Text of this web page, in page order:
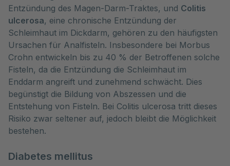
Entzündung des Magen-Darm-Traktes, und Colitis
ulcerosa, eine chronische Entzündung der
Schleimhaut im Dickdarm, gehören zu den häufigsten
Ursachen für Analfisteln. Insbesondere bei Morbus
Crohn entwickeln bis zu 40 % der Betroffenen solche
Fisteln, da die Entzündung die Schleimhaut im
Enddarm angreift und zunehmend schwächt. Dies
begünstigt die Bildung von Abszessen und die
Entstehung von Fisteln. Bei Colitis ulcerosa tritt dieses
Risiko zwar seltener auf, jedoch bleibt die Möglichkeit
bestehen.
Diabetes mellitus